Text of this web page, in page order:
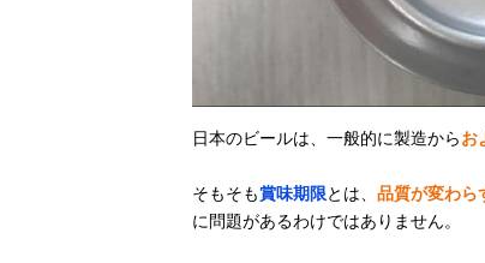
日本のビールは、一般的に製造からお
そもそも賞味期限とは、 品質が変わら
に問題があるわけではありません。